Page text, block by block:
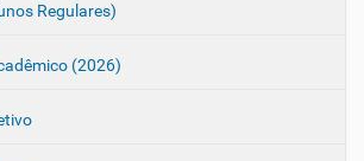
Regulares)
(2026)